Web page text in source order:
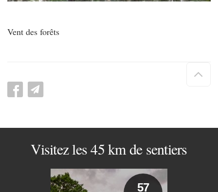
Vent des forêts
de
Visitez les 45 km de sentiers
57